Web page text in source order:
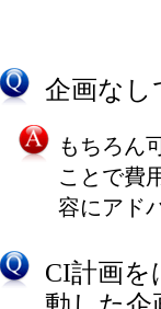
企画なし
もちろん
ことで費
容にアド
CI計画を